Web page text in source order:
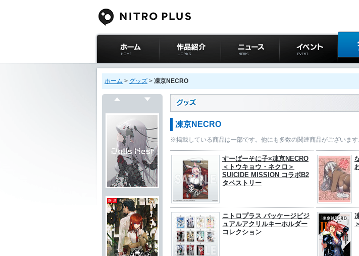
ニトロプラス公式
サイト ホーム
作品紹介 ニュース イベント グッズ
ホーム > グッズ > 凍京NECRO
凍京NECRO
※掲載している商品は一部です。他にも多数の関連商品がございます
すーぱーそに子×凍京NECRO
＜トウキョウ・ネクロ＞
SUICIDE MISSION コラボB2
タペストリー
ニトロプラス パッケージビジ
ュアルアクリルキーホルダー
コレクション